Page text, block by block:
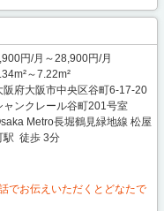
円/月～28,900円/月
～7.22m²
阪府大阪市中央区谷町6-17-20
ャンクレール谷町201号室
Metro長堀鶴見緑地線 松屋
駅 徒歩 3分
でお伝えいただくとどなたで